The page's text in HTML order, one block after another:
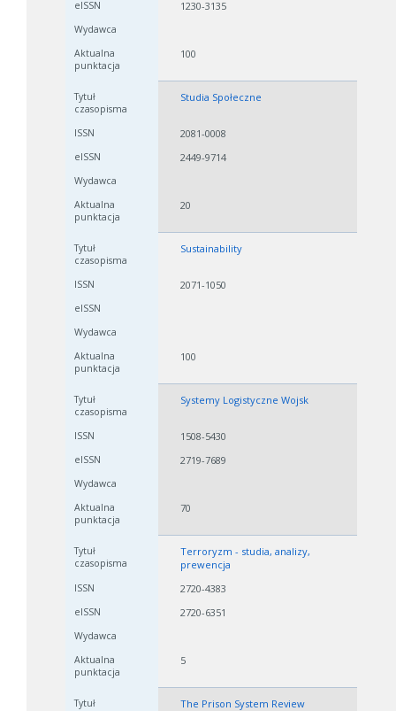
1230-3135
100
Studia Społeczne
2081-0008
2449-9714
20
Sustainability
2071-1050
100
Systemy Logistyczne Wojsk
1508-5430
2719-7689
70
Terroryzm - studia, analizy,
prewencja
2720-4383
2720-6351
5
The Prison System Review